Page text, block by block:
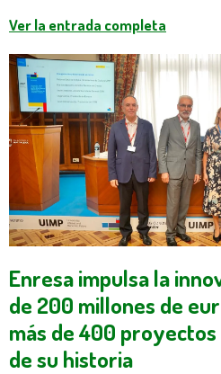
Ver la entrada completa
Enresa impulsa la
de 200 millones de
más de 400 proyectos
de su historia